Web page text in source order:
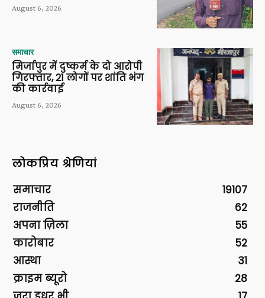
August 6, 2026
समाचार
मिर्जापुर में दुष्कर्म के दो आरोपी
गिरफ्तार, 21 लोगों पर शांति भंग
की कार्रवाई
August 6, 2026
लोकप्रिय श्रेणियां
समाचार
19107
राजनीति
62
अपना ज़िला
55
कारोबार
52
आस्था
31
क्राइम ब्यूरो
28